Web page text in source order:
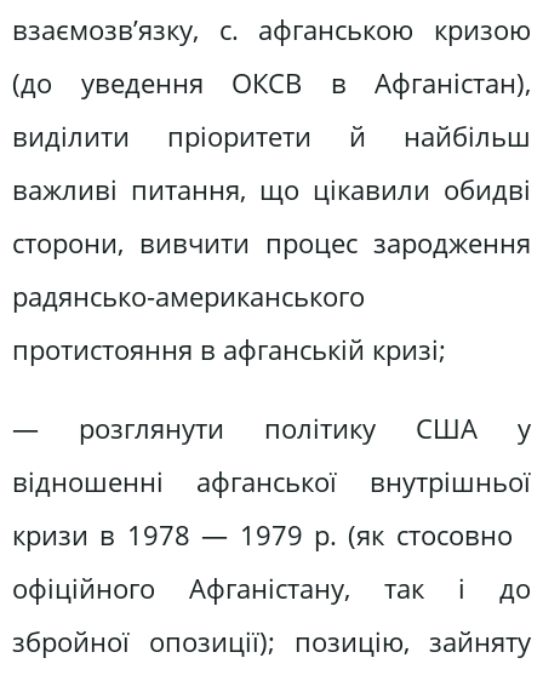
взаємозв’язку, с. афганською кризою
(до уведення ОКСВ в Афганістан),
виділити пріоритети й найбільш
важливі питання, що цікавили обидві
сторони, вивчити процес зародження
радянсько-американського
протистояння в афганській кризі;
— розглянути політику США у
відношенні афганської внутрішньої
кризи в 1978 — 1979 р. (як стосовно
офіційного Афганістану, так і до
збройної опозиції); позицію, зайняту